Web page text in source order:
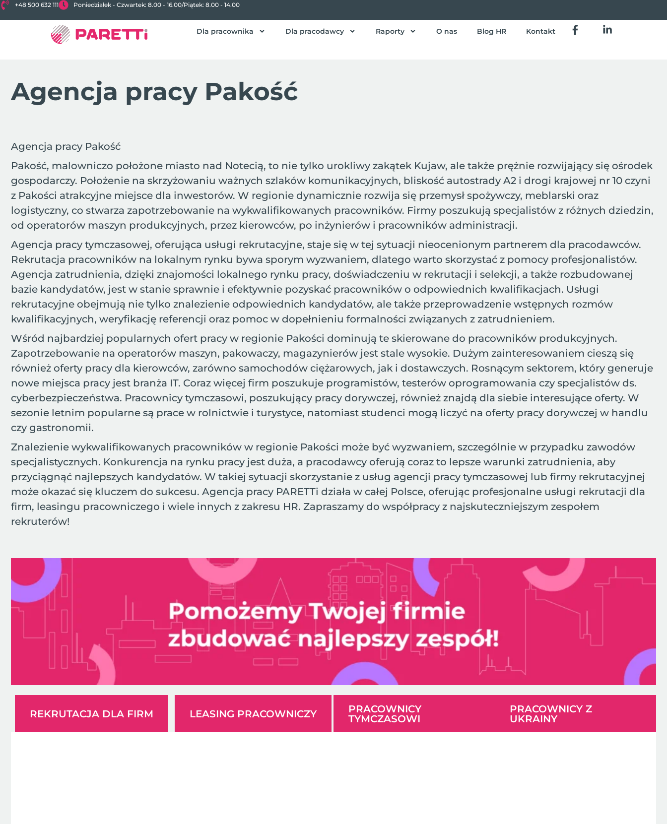
+48 500 632 111 Poniedziałek - Czwartek: 8.00 - 16.00/Piątek: 8.00 - 14.00
Dla pracownika Dla pracodawcy Raporty O nas Blog HR Kontakt
Agencja pracy Pakość
Agencja pracy Pakość
Pakość, malowniczo położone miasto nad Notecią, to nie tylko urokliwy zakątek Kujaw, ale także prężnie rozwijający się ośrodek
gospodarczy. Położenie na skrzyżowaniu ważnych szlaków komunikacyjnych, bliskość autostrady A2 i drogi krajowej nr 10 czyni
z Pakości atrakcyjne miejsce dla inwestorów. W regionie dynamicznie rozwija się przemysł spożywczy, meblarski oraz
logistyczny, co stwarza zapotrzebowanie na wykwalifikowanych pracowników. Firmy poszukują specjalistów z różnych dziedzin,
od operatorów maszyn produkcyjnych, przez kierowców, po inżynierów i pracowników administracji.
Agencja pracy tymczasowej, oferująca usługi rekrutacyjne, staje się w tej sytuacji nieocenionym partnerem dla pracodawców.
Rekrutacja pracowników na lokalnym rynku bywa sporym wyzwaniem, dlatego warto skorzystać z pomocy profesjonalistów.
Agencja zatrudnienia, dzięki znajomości lokalnego rynku pracy, doświadczeniu w rekrutacji i selekcji, a także rozbudowanej
bazie kandydatów, jest w stanie sprawnie i efektywnie pozyskać pracowników o odpowiednich kwalifikacjach. Usługi
rekrutacyjne obejmują nie tylko znalezienie odpowiednich kandydatów, ale także przeprowadzenie wstępnych rozmów
kwalifikacyjnych, weryfikację referencji oraz pomoc w dopełnieniu formalności związanych z zatrudnieniem.
Wśród najbardziej popularnych ofert pracy w regionie Pakości dominują te skierowane do pracowników produkcyjnych.
Zapotrzebowanie na operatorów maszyn, pakowaczy, magazynierów jest stale wysokie. Dużym zainteresowaniem cieszą się
również oferty pracy dla kierowców, zarówno samochodów ciężarowych, jak i dostawczych. Rosnącym sektorem, który generuje
nowe miejsca pracy jest branża IT. Coraz więcej firm poszukuje programistów, testerów oprogramowania czy specjalistów ds.
cyberbezpieczeństwa. Pracownicy tymczasowi, poszukujący pracy dorywczej, również znajdą dla siebie interesujące oferty. W
sezonie letnim popularne są prace w rolnictwie i turystyce, natomiast studenci mogą liczyć na oferty pracy dorywczej w handlu
czy gastronomii.
Znalezienie wykwalifikowanych pracowników w regionie Pakości może być wyzwaniem, szczególnie w przypadku zawodów
specjalistycznych. Konkurencja na rynku pracy jest duża, a pracodawcy oferują coraz to lepsze warunki zatrudnienia, aby
przyciągnąć najlepszych kandydatów. W takiej sytuacji skorzystanie z usług agencji pracy tymczasowej lub firmy rekrutacyjnej
może okazać się kluczem do sukcesu. Agencja pracy PARETTi działa w całej Polsce, oferując profesjonalne usługi rekrutacji dla
firm, leasingu pracowniczego i wiele innych z zakresu HR. Zapraszamy do współpracy z najskuteczniejszym zespołem
rekruterów!
REKRUTACJA DLA FIRM LEASING PRACOWNICZY
PRACOWNICY
TYMCZASOWI
PRACOWNICY Z
UKRAINY